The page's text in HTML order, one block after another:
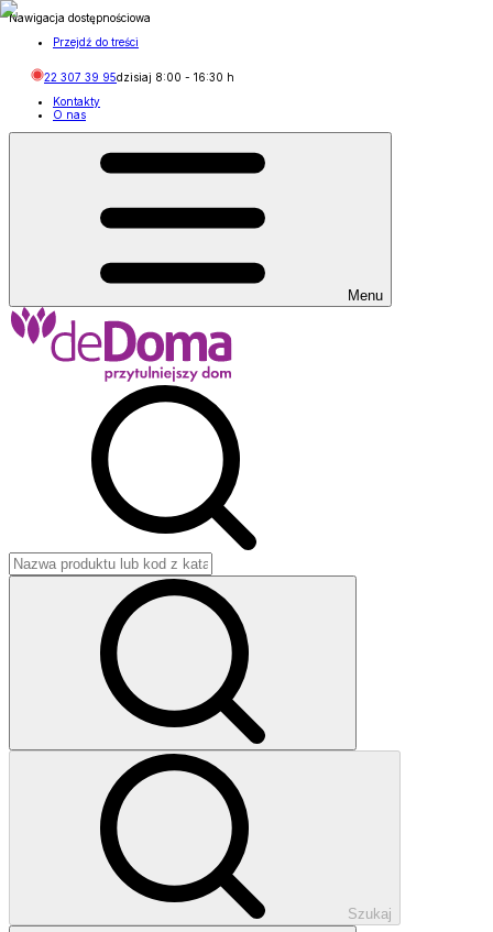
Nawigacja dostępnościowa
Przejdź do treści
22 307 39 95dzisiaj 8:00 - 16:30 h
Kontakty
O nas
Menu
Szukaj